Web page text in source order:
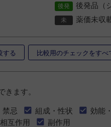
後発品（
薬価未収
する 比較用のチェックをすべ
ます。
禁忌 組成・性状
効能
相互作用
副作用